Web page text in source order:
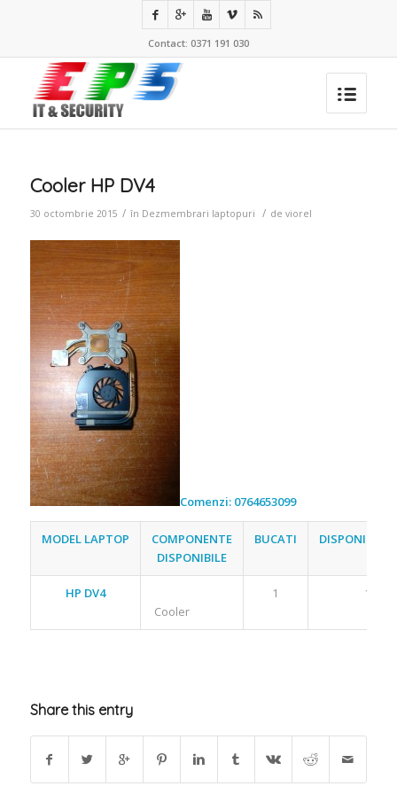
Contact: 0371 191 030
Cooler HP DV4
30 octombrie 2015 / în Dezmembrari laptopuri / de viorel
Comenzi: 0764653099
MODEL LAPTOP
COMPONENTE
DISPONIBILE
BUCATI
HP DV4
Cooler
1 1
Share this entry